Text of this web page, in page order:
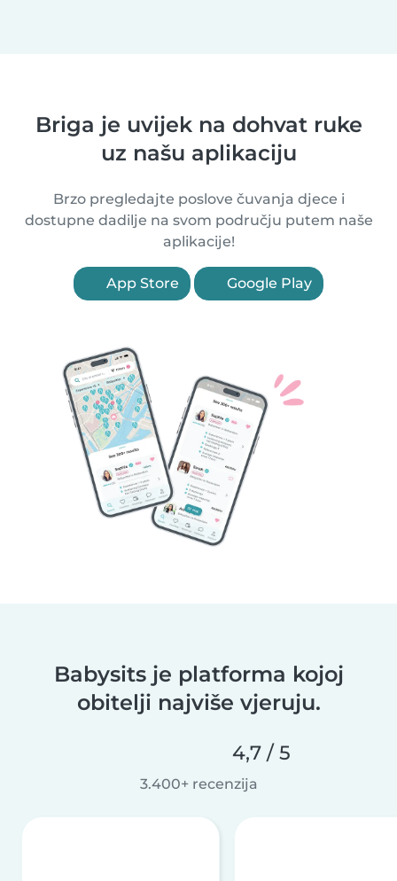
Briga je uvijek na dohvat ruke
uz našu aplikaciju
Brzo pregledajte poslove čuvanja djece i
dostupne dadilje na svom području putem naše
aplikacije!
App Store Google Play
Babysits je platforma kojoj
obitelji najviše vjeruju.
4,7 / 5
3.400+ recenzija